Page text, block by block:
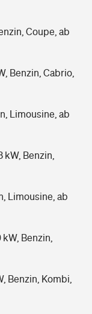
Coupe, ab
Benzin, Cabrio,
Limousine, ab
kW, Benzin,
Limousine, ab
Benzin,
Benzin, Kombi,